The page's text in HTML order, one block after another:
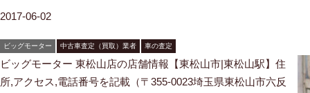
2017-06-02
ビッグモーター 中古車査定（買取）業者 車の査定
ビッグモーター 東松山店の店舗情報【東松山市|東松山駅】住
所,アクセス,電話番号を記載（〒355-0023埼玉県東松山市六反